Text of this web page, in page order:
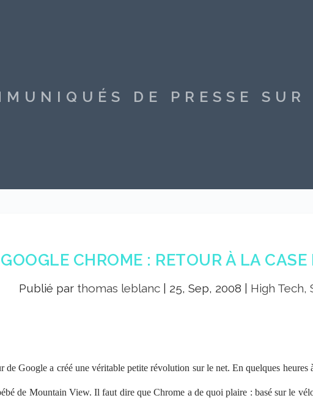
DE PRESSE SUR
GOOGLE CHROME : RETOUR À LA CASE
Publié par thomas leblanc| 25, Sep, 2008 High Tech,
de Google a créé une véritable petite révolution sur le net. En quelques heures
de Mountain View. Il faut dire que Chrome a de quoi plaire : basé sur le